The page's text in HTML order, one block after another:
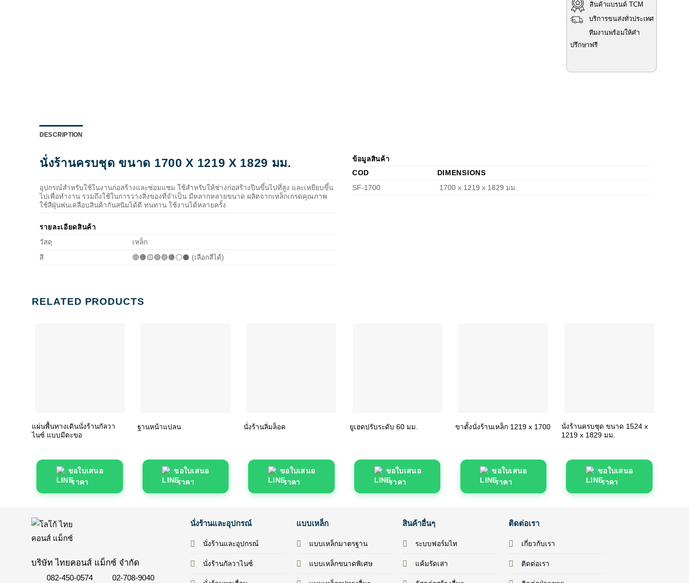
สินค้าแบรนด์ TCM
บริการขนส่งทั่วประเทศ
ทีมงานพร้อมให้คำ
ปรึกษาฟรี
DESCRIPTION
นั่งร้านครบชุด ขนาด 1700 X 1219 X 1829 มม.
อุปกรณ์สำหรับใช้ในงานก่อสร้างและซ่อมแซม ใช้สำหรับให้ช่างก่อสร้างปีนขึ้นไปที่สูง และเหยียบขึ้น
ไปเพื่อทำงาน รวมถึงใช้ในการวางสิ่งของที่จำเป็น มีหลากหลายขนาด ผลิตจากเหล็กเกรดคุณภาพ
ใช้สีฝุ่นพ่นเคลือบสินค้ากันสนิมได้ดี ทนทาน ใช้งานได้หลายครั้ง
รายละเอียดสินค้า
วัสดุ
เหล็ก
สี
🔴🟠🟡🟢🔵🟤⚪⚫ (เลือกสีได้)
ข้อมูลสินค้า
COD
DIMENSIONS
SF-1700
1700 x 1219 x 1829 มม.
RELATED PRODUCTS
แผ่นพื้นทางเดินนั่งร้านกัลวา
ไนซ์ แบบมีตะขอ
ขอใบเสนอ
ราคา
ฐานหน้าแปลน
ขอใบเสนอ
ราคา
นั่งร้านลิ่มล็อค
ขอใบเสนอ
ราคา
ยูเฮดปรับระดับ 60 มม.
ขอใบเสนอ
ราคา
ขาตั้งนั่งร้านเหล็ก 1219 x 1700
ขอใบเสนอ
ราคา
นั่งร้านครบชุด ขนาด 1524 x
1219 x 1829 มม.
ขอใบเสนอ
ราคา
บริษัท ไทยคอนส์ แม็กซ์ จำกัด
082-450-0574 02-708-9040
นั่งร้านและอุปกรณ์
นั่งร้านและอุปกรณ์
นั่งร้านกัลวาไนซ์
แบบเหล็ก
แบบเหล็กมาตรฐาน
แบบเหล็กขนาดพิเศษ
สินค้าอื่นๆ
ระบบฟอร์มไท
แค้มรัดเสา
ติดต่อเรา
เกี่ยวกับเรา
ติดต่อเรา